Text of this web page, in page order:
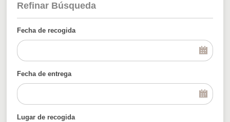
Refinar Búsqueda
Lugar de recogida
Fecha de recogida
Fecha de entrega